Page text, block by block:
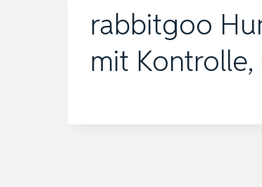
rabbitgoo
mit